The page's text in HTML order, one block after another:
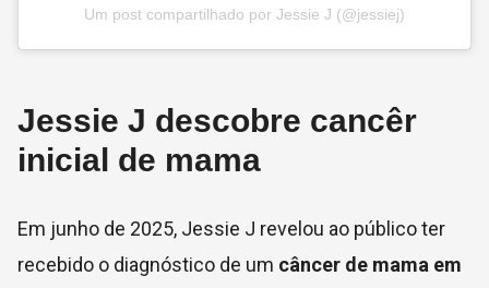
Um post compartilhado por Jessie J (@jessiej)
Jessie J descobre cancêr
inicial de mama
Em junho de 2025, Jessie J revelou ao público ter
recebido o diagnóstico de um câncer de mama em